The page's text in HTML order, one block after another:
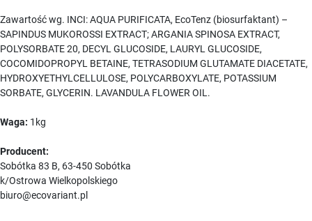
Zawartość wg. INCI: AQUA PURIFICATA, EcoTenz (biosurfaktant) –
SAPINDUS MUKOROSSI EXTRACT; ARGANIA SPINOSA EXTRACT,
POLYSORBATE 20, DECYL GLUCOSIDE, LAURYL GLUCOSIDE,
COCOMIDOPROPYL BETAINE, TETRASODIUM GLUTAMATE DIACETATE,
HYDROXYETHYLCELLULOSE, POLYCARBOXYLATE, POTASSIUM
SORBATE, GLYCERIN. LAVANDULA FLOWER OIL.
Waga: 1kg
Producent:
Sobótka 83 B, 63-450 Sobótka
k/Ostrowa Wielkopolskiego
biuro@ecovariant.pl